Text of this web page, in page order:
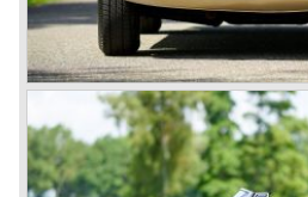
De vooroorlogse TB en de
TF met hun vooroorlogse
opgevolgd door de MG A roadster
coupé leverbaar werd.
De succesvolle MG A werd in
nog succesvollere, strak en
model vond zijn weg wederom
De MG B was leverbaar als
"GT" genaamd.